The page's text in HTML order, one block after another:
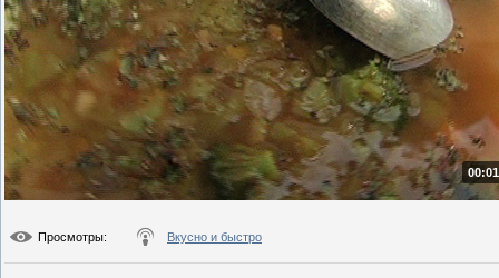
Просмотры: Вкусно и быстро